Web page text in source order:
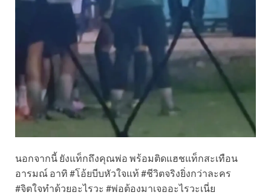
นอกจากนี้ ยังแท็กถึงคุณพ่อ พร้อมติดแฮชแท็กสะเทือน
อารมณ์ อาทิ #โอ้ยบีบหัวใจแท้ #ชีวิตจริงยิ่งกว่าละคร
#จิตใจทำด้วยอะไรวะ #พ่อต้องมาเจออะไรวะเนี่ย